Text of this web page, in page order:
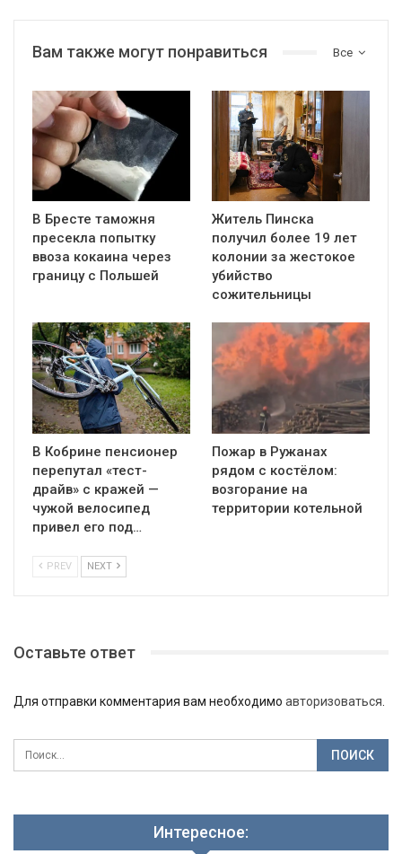
Все
Вам также могут понравиться
В Бресте таможня
пресекла попытку
ввоза кокаина через
границу с Польшей
Житель Пинска
получил более 19 лет
колонии за жестокое
убийство
сожительницы
В Кобрине пенсионер
перепутал «тест-
драйв» с кражей —
чужой велосипед
привел его под…
Пожар в Ружанах
рядом с костёлом:
возгорание на
территории котельной
PREV NEXT
Оставьте ответ
Для отправки комментария вам необходимо авторизоваться
Интересное: